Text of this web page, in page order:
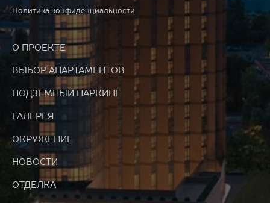
О ПРОЕКТЕ
ВЫБОР АПАРТАМЕНТОВ
ПОДЗЕМНЫЙ ПАРКИНГ
ГАЛЕРЕЯ
ОКРУЖЕНИЕ
НОВОСТИ
ОТДЕЛКА
Политика конфиденциальности